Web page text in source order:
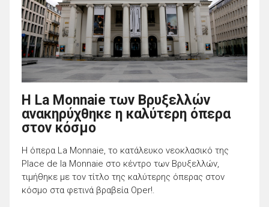
Η La Monnaie των Βρυξελλών
ανακηρύχθηκε η καλύτερη όπερα
στον κόσμο
Η όπερα La Monnaie, το κατάλευκο νεοκλασικό της
Place de la Monnaie στο κέντρο των Βρυξελλών,
τιμήθηκε με τον τίτλο της καλύτερης όπερας στον
κόσμο στα φετινά βραβεία Oper!.